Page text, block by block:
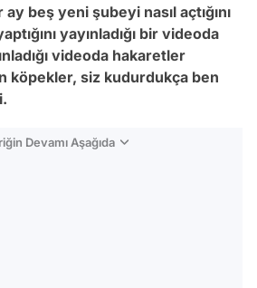
beş yeni şubeyi nasıl açtığını
yayınladığı bir videoda
videoda hakaretler
köpekler, siz kudurdukça ben
Devamı Aşağıda